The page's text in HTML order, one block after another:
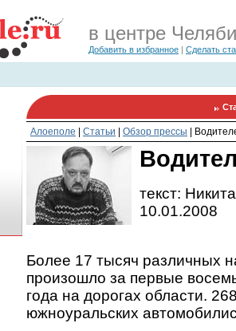
в центре
Добавить в избранное | Сделать
Алоеполе Статьи Обзор прессы
текст:
10.01.2008
Более 17 тысяч различных
произошло за первые
года на дорогах области.
южноуральских